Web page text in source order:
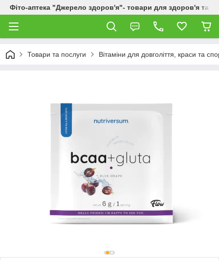
Фіто-аптека "Джерело здоров'я"- товари для здоров'я та
Товари та послуги Вітаміни для довголіття, краси та